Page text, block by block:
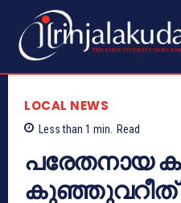
LOCAL NEWS
Less than 1 min. Read
പരേതനായ